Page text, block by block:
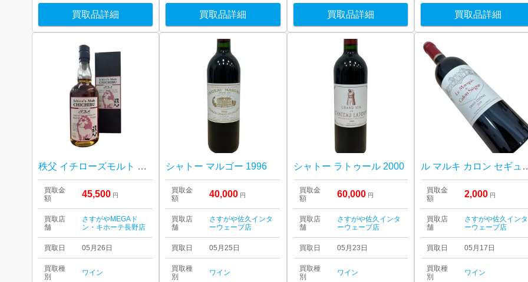
買取品詳細 買取品詳細 買取品詳細 買取品詳細
秩父 イチローズモルト シングルカスク レッドワインカスクフィニッシュ 2024
買取金
額
45,500 円
買取店
舗
さすがやMEGAド
ン・キホーテ長野店
買取日 05月26日
買取種
別
ワイン
シャトー マルゴー 1996
買取金
額
40,000 円
買取店
舗
さすがや佐久インタ
ーウェーブ店
買取日 05月25日
買取種
別
ワイン
シャトー ラトゥール 2000
買取金
額
60,000 円
買取店
舗
さすがや佐久インタ
ーウェーブ店
買取日 05月23日
買取種
別
ワイン
ル マルキ カロ
買取金
額
2,000 円
買取店
舗
さすがや佐久インタ
ーウェーブ店
買取日 05月17日
買取種
別
ワイン